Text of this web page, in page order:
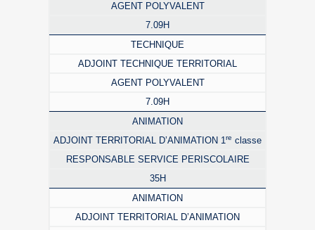
AGENT POLYVALENT
7.09H
TECHNIQUE
ADJOINT TECHNIQUE TERRITORIAL
AGENT POLYVALENT
7.09H
ANIMATION
ADJOINT TERRITORIAL D’ANIMATION 1re classe
RESPONSABLE SERVICE PERISCOLAIRE
35H
ANIMATION
ADJOINT TERRITORIAL D’ANIMATION